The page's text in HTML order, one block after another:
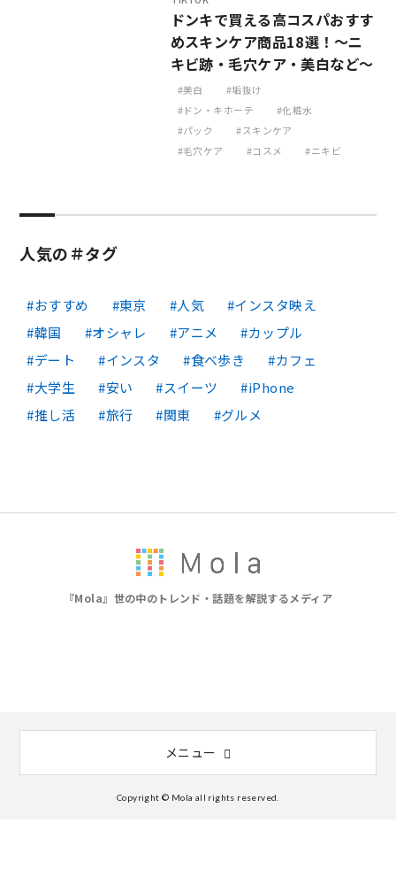
ドンキで買える高コスパおすす
めスキンケア商品18選！～ニ
キビ跡・毛穴ケア・美白など～
美白
垢抜け
ドン・キホーテ
化粧水
パック
スキンケア
毛穴ケア
コスメ ニキビ
人気の＃タグ
おすすめ 東京 人気
インスタ映え
韓国
オシャレ アニメ
カップル
デート
インスタ 食べ歩き
カフェ
大学生
安い スイーツ
iPhone
推し活
旅行 関東 グルメ
『Mola』世の中のトレンド・話題を解説するメディア
メニュー
Copyright © Mola all rights reserved.